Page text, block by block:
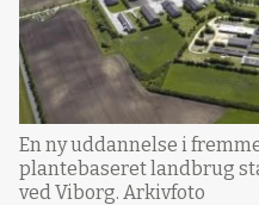
En ny uddannelse i
plantebaseret landbrug
ved Viborg. Arkivfoto